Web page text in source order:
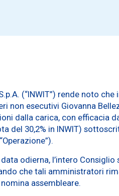
(“INWIT”) rende noto
non esecutivi Giovanna
dalla carica, con efficacia
del 30,2% in INWIT)
odierna, l’intero
che tali amministratori
assembleare.